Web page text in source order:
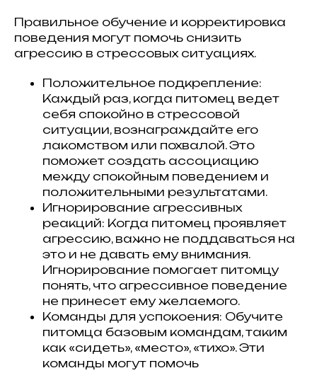
Правильное обучение и корректировка
поведения могут помочь снизить
агрессию в стрессовых ситуациях.
Положительное подкрепление:
Каждый раз, когда питомец ведет
себя спокойно в стрессовой
ситуации, вознаграждайте его
лакомством или похвалой. Это
поможет создать ассоциацию
между спокойным поведением и
положительными результатами.
Игнорирование агрессивных
реакций: Когда питомец проявляет
агрессию, важно не поддаваться на
это и не давать ему внимания.
Игнорирование помогает питомцу
понять, что агрессивное поведение
не принесет ему желаемого.
Команды для успокоения: Обучите
питомца базовым командам, таким
как «сидеть», «место», «тихо». Эти
команды могут помочь